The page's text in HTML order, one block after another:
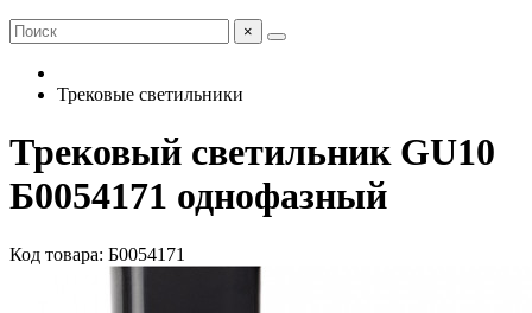
×
Трековые светильники
Трековый светильник GU10
Б0054171 однофазный
Код товара: Б0054171